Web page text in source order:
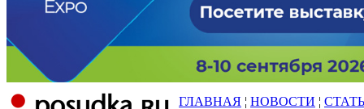
ГЛАВНАЯ ¦ НОВОСТИ ¦